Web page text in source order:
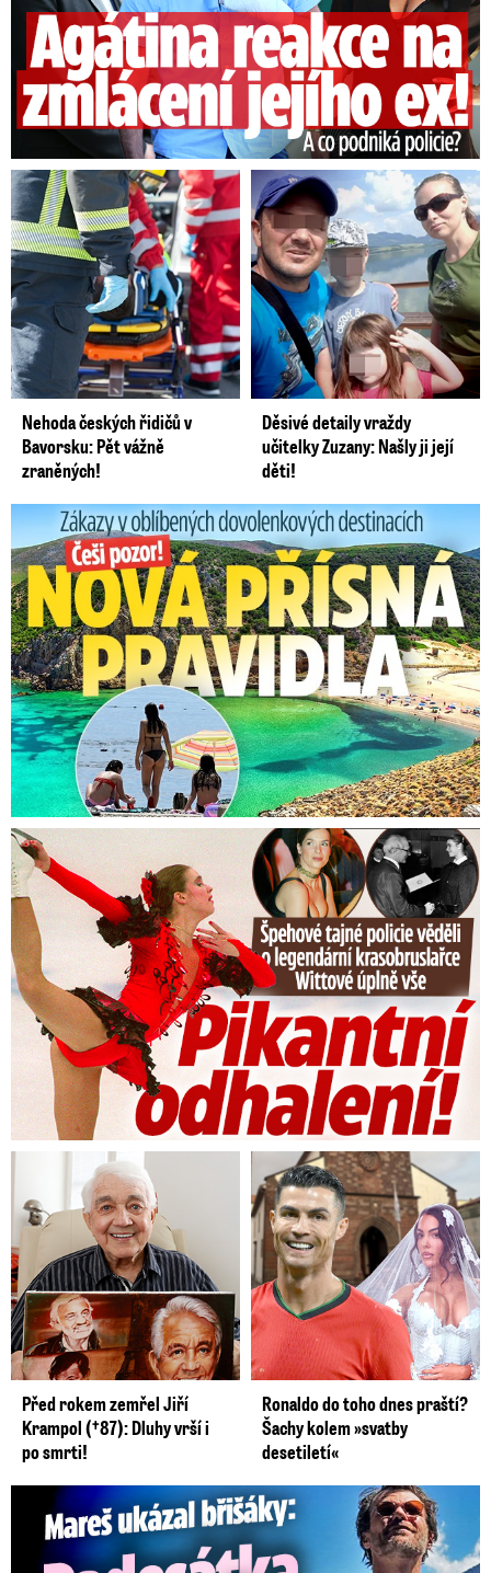
Nehoda českých řidičů v
Bavorsku: Pět vážně
zraněných!
Děsivé detaily vraždy
učitelky Zuzany: Našly ji její
děti!
Zákazy v dovolenkových rájích: Restrikce proti naháčům!
Tajná policie špehovala krasobruslařku Wittovou: Pikantní ...
Před rokem zemřel Jiří
Krampol (†87): Dluhy vrší i
po smrti!
Ronaldo do toho dnes praští?
Šachy kolem »svatby
desetiletí«
Mareš v dokonalé formě ukázal břišáky: Padesátka není znát